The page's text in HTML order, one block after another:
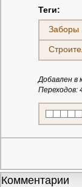
Теги:
Заборы
Добавлен в
Переходов:
Комментарии